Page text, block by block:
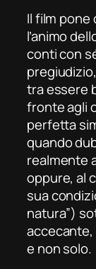
Il film pone
l’animo
conti con
tra essere
fronte agli
perfetta
quando
realmente
oppure, al
sua
natura”)
e non solo.